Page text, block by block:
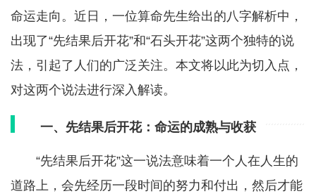
命运走向。近日，一位算命先生给出的八字解析中，
出现了“先结果后开花”和“石头开花”这两个独特的说
法，引起了人们的广泛关注。本文将以此为切入点，
对这两个说法进行深入解读。
一、先结果后开花：命运的成熟与收获
“先结果后开花”这一说法意味着一个人在人生的
道路上，会先经历一段时间的努力和付出，然后才能